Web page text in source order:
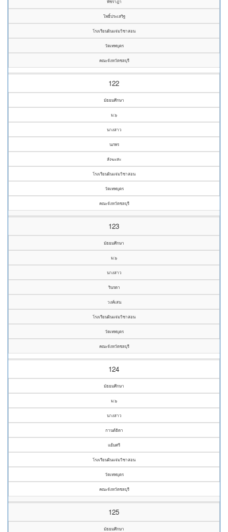
พัชราฎา
โพธิ์ประเสริฐ
โรงเรียนผินแจ่มวิชาสอน
วัดเทพบุตร
คณะจังหวัดชลบุรี
122
มัธยมศึกษา
ม.๖
นางสาว
นภพร
สังฆะสะ
โรงเรียนผินแจ่มวิชาสอน
วัดเทพบุตร
คณะจังหวัดชลบุรี
123
มัธยมศึกษา
ม.๖
นางสาว
รินรดา
วงค์เสน
โรงเรียนผินแจ่มวิชาสอน
วัดเทพบุตร
คณะจังหวัดชลบุรี
124
มัธยมศึกษา
ม.๖
นางสาว
กานต์ธิดา
แย้มศรี
โรงเรียนผินแจ่มวิชาสอน
วัดเทพบุตร
คณะจังหวัดชลบุรี
125
มัธยมศึกษา